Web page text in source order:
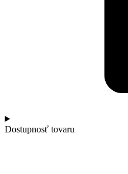
Dostupnosť tovaru